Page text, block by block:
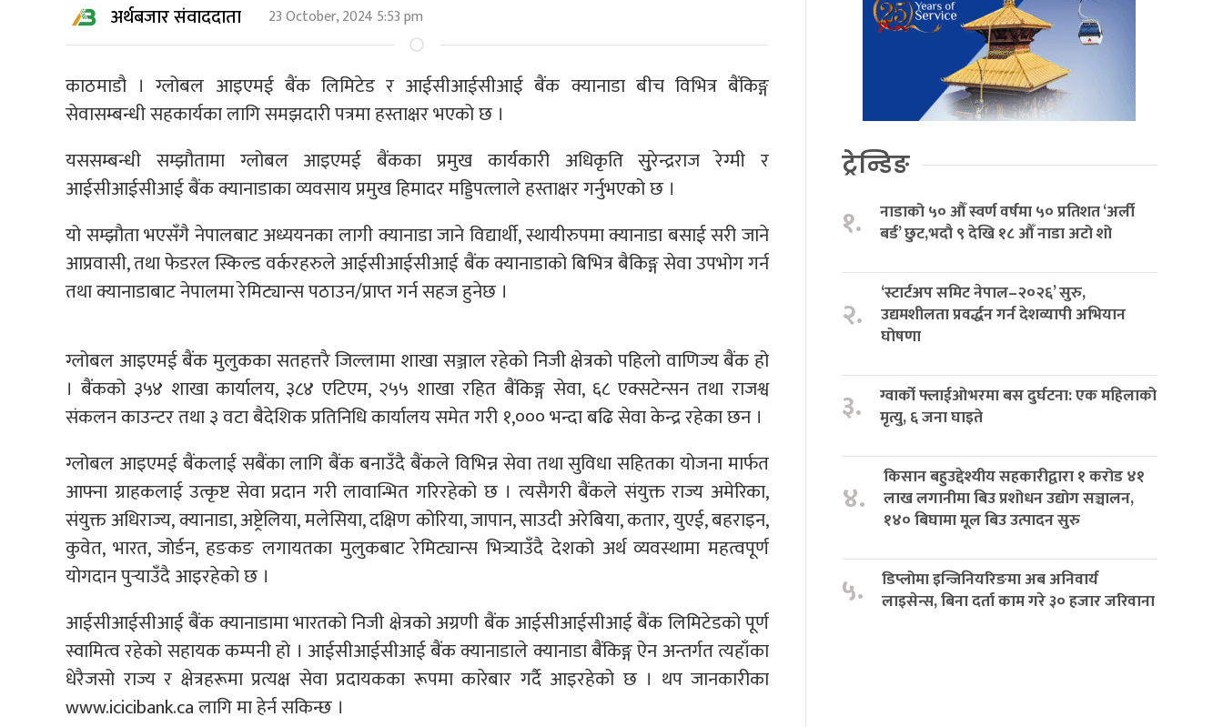
अर्थबजार संवाददाता 23 October, 2024 5:53 pm
काठमाडौ । ग्लोबल आइएमई बैंक लिमिटेड र आईसीआईसीआई बैंक क्यानाडा बीच विभित्र बैंकिङ्ग
सेवासम्बन्धी सहकार्यका लागि समझदारी पत्रमा हस्ताक्षर भएको छ ।
यससम्बन्धी सम्झौतामा ग्लोबल आइएमई बैंकका प्रमुख कार्यकारी अधिकृति सु्रेन्द्रराज रेग्मी र
आईसीआईसीआई बैंक क्यानाडाका व्यवसाय प्रमुख हिमादर मड्डिपत्लाले हस्ताक्षर गर्नुभएको छ ।
यो सम्झौता भएसँगै नेपालबाट अध्ययनका लागी क्यानाडा जाने विद्यार्थी, स्थायीरुपमा क्यानाडा बसाई सरी जाने
आप्रवासी, तथा फेडरल स्किल्ड वर्करहरुले आईसीआईसीआई बैंक क्यानाडाको बिभित्र बैकिङ्ग सेवा उपभोग गर्न
तथा क्यानाडाबाट नेपालमा रेमिट्यान्स पठाउन/प्राप्त गर्न सहज हुनेछ ।
ग्लोबल आइएमई बैंक मुलुकका सतहत्तरै जिल्लामा शाखा सञ्जाल रहेको निजी क्षेत्रको पहिलो वाणिज्य बैंक हो
। बैंकको ३५४ शाखा कार्यालय, ३८४ एटिएम, २५५ शाखा रहित बैंकिङ्ग सेवा, ६८ एक्सटेन्सन तथा राजश्व
संकलन काउन्टर तथा ३ वटा बैदेशिक प्रतिनिधि कार्यालय समेत गरी १,००० भन्दा बढि सेवा केन्द्र रहेका छन ।
ग्लोबल आइएमई बैंकलाई सबैंका लागि बैंक बनाउँदै बैंकले विभिन्न सेवा तथा सुविधा सहितका योजना मार्फत
आफ्ना ग्राहकलाई उत्कृष्ट सेवा प्रदान गरी लावान्भित गरिरहेको छ । त्यसैगरी बैंकले संयुक्त राज्य अमेरिका,
संयुक्त अधिराज्य, क्यानाडा, अष्ट्रेलिया, मलेसिया, दक्षिण कोरिया, जापान, साउदी अरेबिया, कतार, युएई, बहराइन,
कुवेत, भारत, जोर्डन, हङकङ लगायतका मुलुकबाट रेमिट्यान्स भित्र्याउँदै देशको अर्थ व्यवस्थामा महत्वपूर्ण
योगदान पुर्‍याउँदै आइरहेको छ ।
आईसीआईसीआई बैंक क्यानाडामा भारतको निजी क्षेत्रको अग्रणी बैंक आईसीआईसीआई बैंक लिमिटेडको पूर्ण
स्वामित्व रहेको सहायक कम्पनी हो । आईसीआईसीआई बैंक क्यानाडाले क्यानाडा बैंकिङ्ग ऐन अन्तर्गत त्यहाँका
धेरैजसो राज्य र क्षेत्रहरूमा प्रत्यक्ष सेवा प्रदायकका रूपमा कारेबार गर्दै आइरहेको छ । थप जानकारीका
www.icicibank.ca लागि मा हेर्न सकिन्छ ।
ट्रेन्डिङ
१.
नाडाको ५० औँ स्वर्ण वर्षमा ५० प्रतिशत ‘अर्ली
बर्ड’ छुट,भदौ ९ देखि १८ औँ नाडा अटो शो
२.
‘स्टार्टअप समिट नेपाल–२०२६’ सुरु,
उद्यमशीलता प्रवर्द्धन गर्न देशव्यापी अभियान
घोषणा
३.
ग्वार्को फ्लाईओभरमा बस दुर्घटना: एक महिलाको
मृत्यु, ६ जना घाइते
४.
किसान बहुउद्देश्यीय सहकारीद्वारा १ करोड ४१
लाख लगानीमा बिउ प्रशोधन उद्योग सञ्चालन,
१४० बिघामा मूल बिउ उत्पादन सुरु
५.
डिप्लोमा इन्जिनियरिङमा अब अनिवार्य
लाइसेन्स, बिना दर्ता काम गरे ३० हजार जरिवाना